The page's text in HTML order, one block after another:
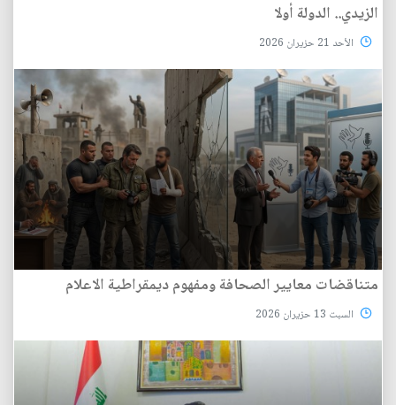
الزيدي.. الدولة أولا
الأحد 21 حزيران 2026
متناقضات معايير الصحافة ومفهوم ديمقراطية الاعلام
السبت 13 حزيران 2026